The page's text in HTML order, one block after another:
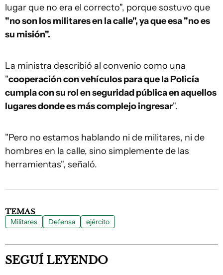
lugar que no era el correcto", porque sostuvo que
"no son los militares en la calle", ya que esa "no es
su misión".
La ministra describió al convenio como una
"cooperación con vehículos para que la Policía
cumpla con su rol en seguridad pública en aquellos
lugares donde es más complejo ingresar".
"Pero no estamos hablando ni de militares, ni de
hombres en la calle, sino simplemente de las
herramientas", señaló.
TEMAS
Militares Defensa ejército
SEGUÍ LEYENDO